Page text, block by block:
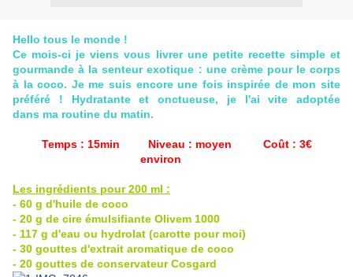
Hello tous le monde !
Ce mois-ci je viens vous livrer une petite recette simple et
gourmande à la senteur exotique : une crème pour le corps
à la coco. Je me suis encore une fois inspirée de mon site
préféré ! Hydratante et onctueuse, je l'ai vite adoptée
dans ma routine du matin.
Temps : 15min Niveau : moyen Coût : 3€
environ
Les ingrédients pour 200 ml :
- 60 g d'huile de coco
- 20 g de cire émulsifiante Olivem 1000
- 117 g d'eau ou hydrolat (carotte pour moi)
- 30 gouttes d'extrait aromatique de coco
- 20 gouttes de conservateur Cosgard